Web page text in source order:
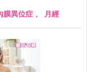
膜異位症 、 月經